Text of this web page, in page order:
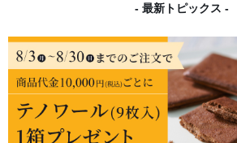
- 最新トピックス -